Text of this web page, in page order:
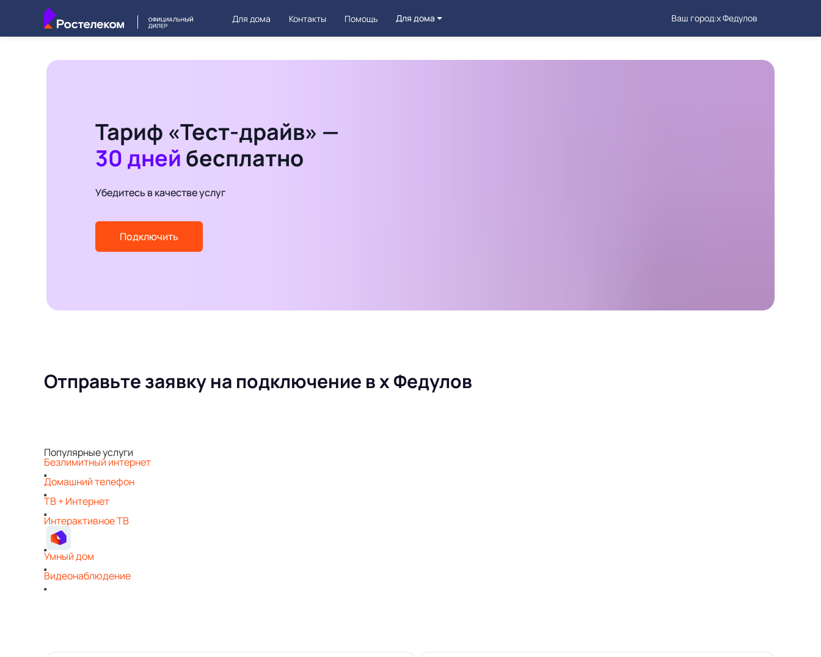
Для дома Контакты Помощь Для дома Ваш город:х Федулов
Тариф «Тест-драйв» —
30 дней бесплатно
Убедитесь в качестве услуг
Подключить
Отправьте заявку на подключение в х Федулов
Популярные услуги
Безлимитный интернет
Домашний телефон
ТВ + Интернет
Интерактивное ТВ
Умный дом
Видеонаблюдение